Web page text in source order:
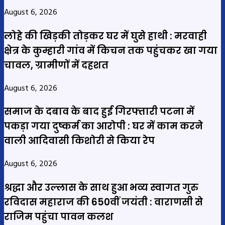
August 6, 2026
लोहे की खिड़की तोड़कर घर में घुसे हाथी : मरवाही
क्षेत्र के कुम्हारी गांव में किचन तक पहुंचकर खा गया
चावल, ग्रामीणों में दहशत
August 6, 2026
समाज के दबाव के बाद हुई गिरफ्तारी पटना में
पकड़ा गया दुष्कर्म का आरोपी : घर में काम करने
वाली आदिवासी किशोरी से किया रेप
August 6, 2026
श्रद्धा और उल्लास के साथ हुआ भव्य स्वागत गुरु
रविदास महाराज की 650वीं जयंती : वाराणसी से
राजिम पहुंचा पावन कलश